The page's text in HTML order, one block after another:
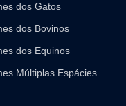
dos Gatos
dos Bovinos
dos Equinos
Múltiplas Espácies